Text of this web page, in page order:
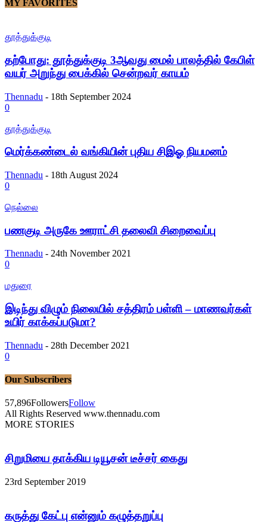
MY FAVORITES
தூத்துக்குடி
தற்போது: தூத்துக்குடி 3ஆவது மைல் பாலத்தில் கேபிள்
வயர் அறுந்து பைக்கில் சென்றவர் காயம்
Thennadu - 18th September 2024
0
தூத்துக்குடி
மெர்க்கண்டைல் வங்கியின் புதிய சிஇஓ நியமனம்
Thennadu - 18th August 2024
0
நெல்லை
பணகுடி அருகே ஊராட்சி தலைவி சிறைவைப்பு
Thennadu - 24th November 2021
0
மதுரை
இடிந்து விழும் நிலையில் சத்திரம் பள்ளி – மாணவர்கள்
உயிர் காக்கப்படுமா?
Thennadu - 28th December 2021
0
Our Subscribers
57,896FollowersFollow
All Rights Reserved www.thennadu.com
MORE STORIES
சிறுமியை தாக்கிய டியூசன் டீச்சர் கைது
23rd September 2019
கருத்து கேட்பு என்னும் கழுத்தறுப்பு